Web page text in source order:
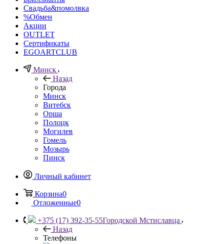
Свадьба&помолвка
%Обмен
Акции
OUTLET
Сертификаты
EGOARTCLUB
Минск
Назад
Города
Минск
Витебск
Орша
Полоцк
Могилев
Гомель
Мозырь
Пинск
Личный кабинет
Корзина0
Отложенные0
+375 (17) 392-35-55Городской Мстиславца
Назад
Телефоны